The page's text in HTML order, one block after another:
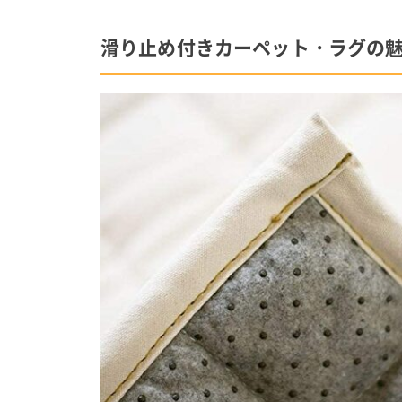
滑り止め付きカーペット・ラグの